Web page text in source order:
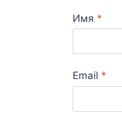
Имя *
Email *